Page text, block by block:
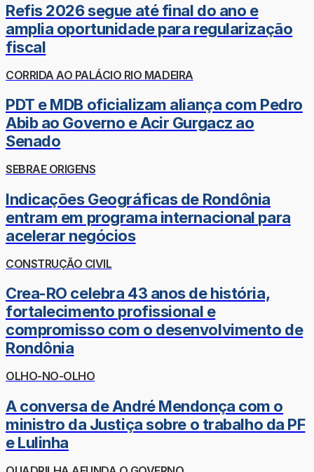
Refis 2026 segue até final do ano e
amplia oportunidade para regularização
fiscal
CORRIDA AO PALÁCIO RIO MADEIRA
PDT e MDB oficializam aliança com Pedro
Abib ao Governo e Acir Gurgacz ao
Senado
SEBRAE ORIGENS
Indicações Geográficas de Rondônia
entram em programa internacional para
acelerar negócios
CONSTRUÇÃO CIVIL
Crea-RO celebra 43 anos de história,
fortalecimento profissional e
compromisso com o desenvolvimento de
Rondônia
OLHO-NO-OLHO
A conversa de André Mendonça com o
ministro da Justiça sobre o trabalho da PF
e Lulinha